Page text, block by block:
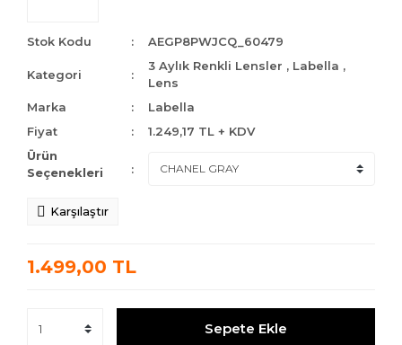
Stok Kodu AEGP8PWJCQ_60479
Kategori
3 Aylık Renkli Lensler , Labella ,
Lens
Marka
Labella
Fiyat
1.249,17 TL + KDV
Ürün
Seçenekleri
Karşılaştır
1.499,00 TL
Sepete Ekle